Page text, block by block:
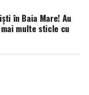
în Baia Mare! Au
multe sticle cu